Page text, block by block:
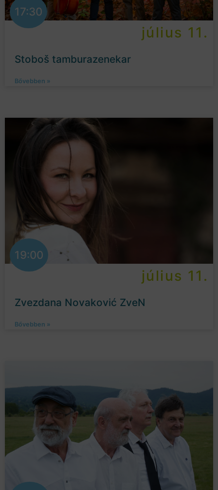
17:30
július 11.
Stoboš tamburazenekar
Bővebben »
19:00
július 11.
Zvezdana Novaković ZveN
Bővebben »